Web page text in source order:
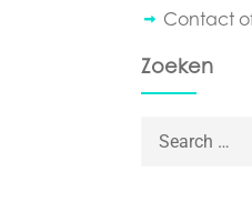
Contact
Zoeken
Search for: